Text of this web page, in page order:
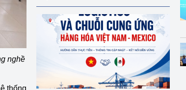
đăng ký, hoạt
dụng cụ điện
không có nguy
chai chứa
nghề
thống